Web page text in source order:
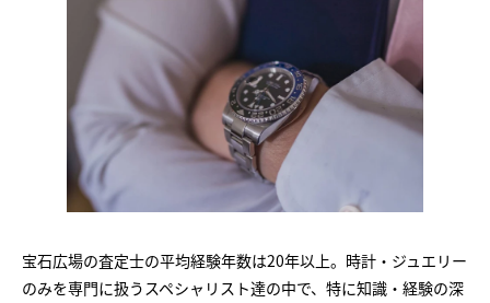
宝石広場の査定士の平均経験年数は20年以上。時計・ジュエリー
のみを専門に扱うスペシャリスト達の中で、特に知識・経験の深